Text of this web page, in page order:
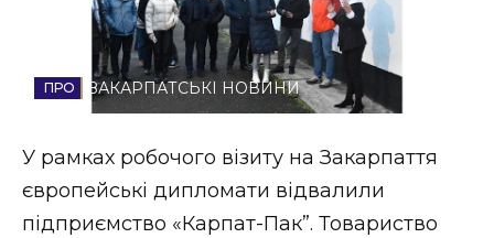
Спорт
Стиль життя
Втрачений Ужгород (відеоверсія)
ЗАКАРПАТСЬКІ НОВИНИ
У рамках робочого візиту на Закарпаття
європейські дипломати відвалили
підприємство «Карпат-Пак”. Товариство